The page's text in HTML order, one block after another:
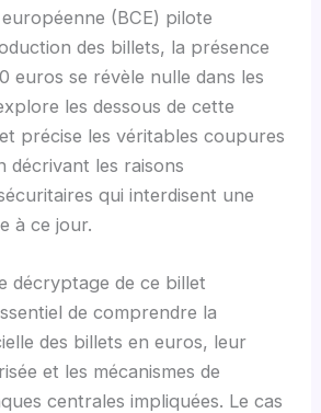
(BCE) pilote
des billets, la présence
euros se révèle nulle dans les
les dessous de cette
précise les véritables coupures
décrivant les raisons
qui interdisent une
à ce jour.
décryptage de ce billet
de comprendre la
des billets en euros, leur
et les mécanismes de
centrales impliquées. Le cas